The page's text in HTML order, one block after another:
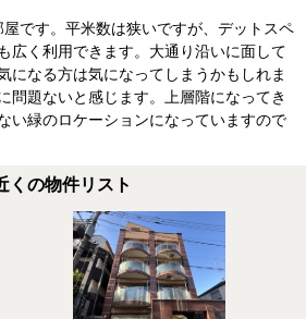
です。平米数は狭いですが、デットスペ
広く利用できます。大通り沿いに面して
になる方は気になってしまうかもしれま
問題ないと感じます。上層階になってき
い緑のロケーションになっていますので
くの物件リスト